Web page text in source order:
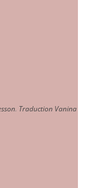
. Traduction Vanina